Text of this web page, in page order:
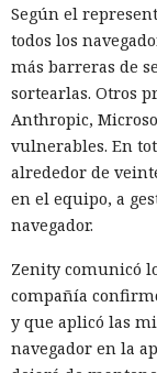
Según el
todos los
más barreras de
sortearlas. Otros
Anthropic,
vulnerables. En
alrededor de
en el equipo, a
navegador.
Zenity comunicó
compañía
y que aplicó las
navegador en la